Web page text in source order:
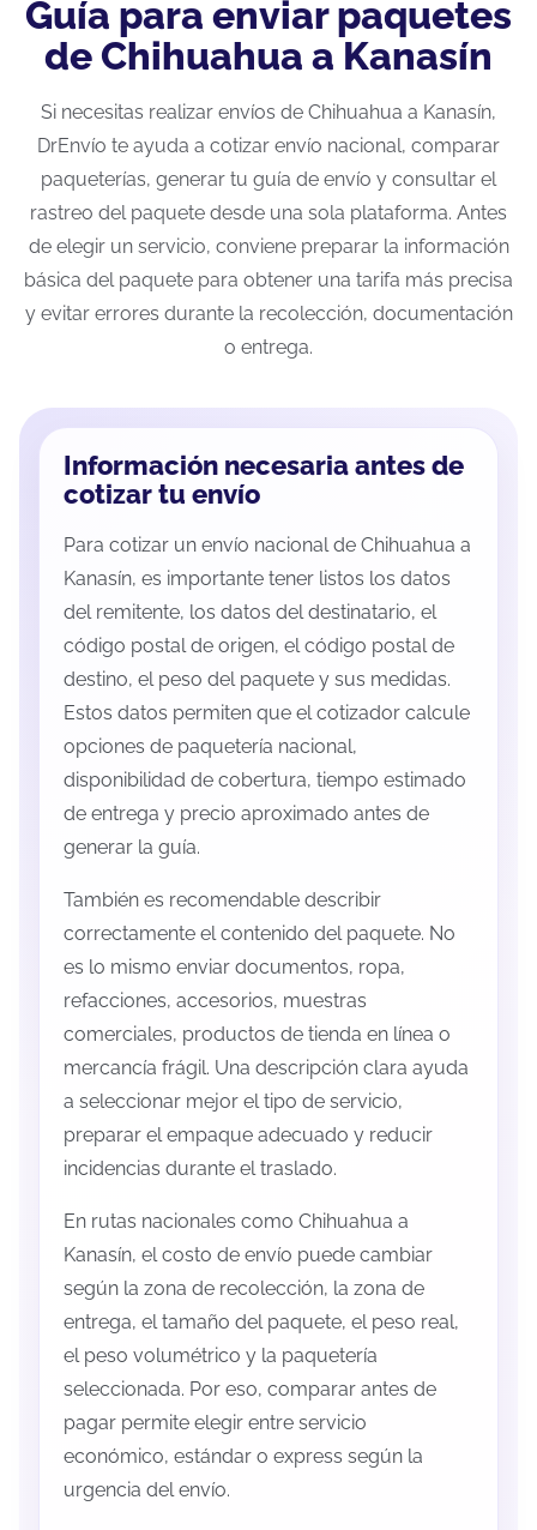
Guía para enviar paquetes
de Chihuahua a Kanasín
Si necesitas realizar envíos de Chihuahua a Kanasín,
DrEnvío te ayuda a cotizar envío nacional, comparar
paqueterías, generar tu guía de envío y consultar el
rastreo del paquete desde una sola plataforma. Antes
de elegir un servicio, conviene preparar la información
básica del paquete para obtener una tarifa más precisa
y evitar errores durante la recolección, documentación
o entrega.
Información necesaria antes de
cotizar tu envío
Para cotizar un envío nacional de Chihuahua a
Kanasín, es importante tener listos los datos
del remitente, los datos del destinatario, el
código postal de origen, el código postal de
destino, el peso del paquete y sus medidas.
Estos datos permiten que el cotizador calcule
opciones de paquetería nacional,
disponibilidad de cobertura, tiempo estimado
de entrega y precio aproximado antes de
generar la guía.
También es recomendable describir
correctamente el contenido del paquete. No
es lo mismo enviar documentos, ropa,
refacciones, accesorios, muestras
comerciales, productos de tienda en línea o
mercancía frágil. Una descripción clara ayuda
a seleccionar mejor el tipo de servicio,
preparar el empaque adecuado y reducir
incidencias durante el traslado.
En rutas nacionales como Chihuahua a
Kanasín, el costo de envío puede cambiar
según la zona de recolección, la zona de
entrega, el tamaño del paquete, el peso real,
el peso volumétrico y la paquetería
seleccionada. Por eso, comparar antes de
pagar permite elegir entre servicio
económico, estándar o express según la
urgencia del envío.